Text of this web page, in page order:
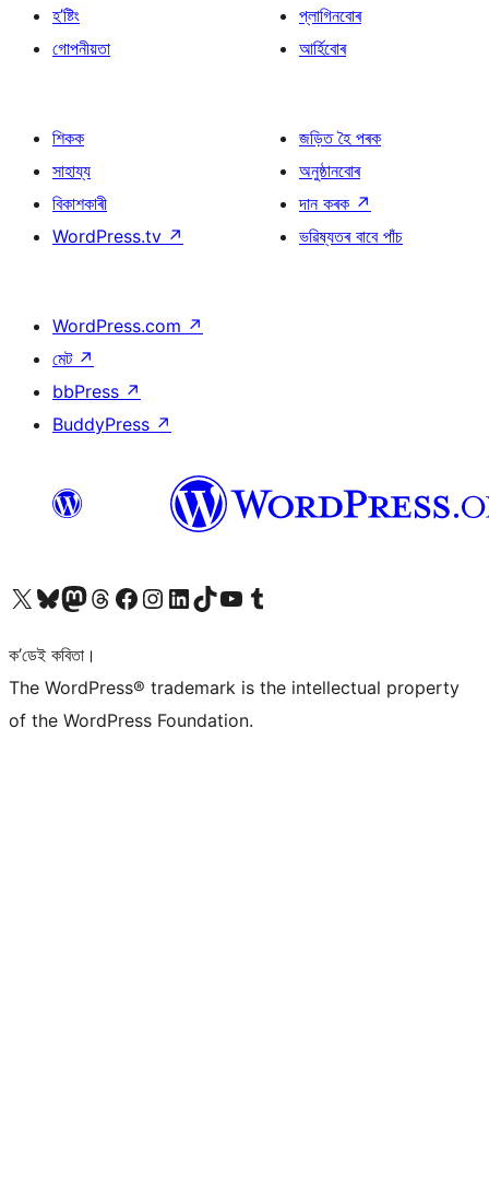
হ’ষ্টিং
গোপনীয়তা
প্লাগিনবোৰ
আৰ্হিবোৰ
শিকক
সাহায্য
বিকাশকাৰী
WordPress.tv ↗
জড়িত হৈ পৰক
অনুষ্ঠানবোৰ
দান কৰক ↗
ভৱিষ্যতৰ বাবে পাঁচ
WordPress.com ↗
মেট ↗
bbPress ↗
BuddyPress ↗
আমাৰ X (আগৰ Twitter) একাউণ্টলৈ যাওকআমাৰ Bluesky একাউণ্টলৈ যাওকআমাৰ Mastodon একাউণ্টলৈ যাওকআমাৰ Threads একাউণ্টলৈ যাওকআমাৰ Facebook পৃষ্ঠালৈ যাওকআমাৰ Instagram একাউণ্টলৈ যাওকআমাৰ LinkedIn একাউণ্টলৈ যাওকআমাৰ TikTok একাউণ্টলৈ যাওকআমাৰ YouTube চেনেললৈ যাওকআমাৰ Tumblr একাউণ্টলৈ যাওক
ক’ডেই কবিতা।
The WordPress® trademark is the intellectual property
of the WordPress Foundation.